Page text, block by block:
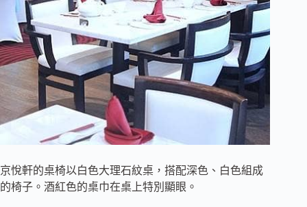
京悅軒的桌椅以白色大理石紋桌，搭配深色、白色組成
的椅子。酒紅色的桌巾在桌上特別顯眼。